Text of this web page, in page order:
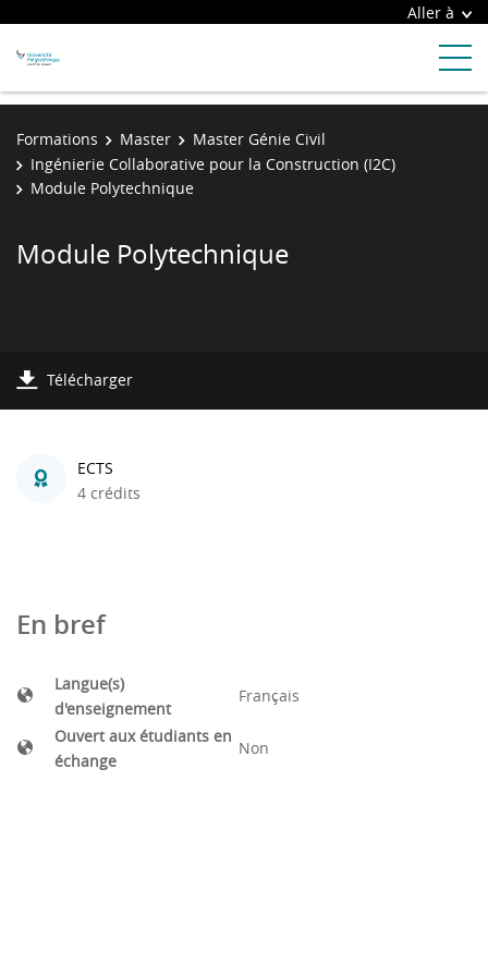
Aller à
Formations Master
Master Génie Civil
Ingénierie Collaborative pour la Construction (I2C)
Module Polytechnique
Module Polytechnique
Télécharger
ECTS
4 crédits
En bref
Langue(s)
d'enseignement
Français
Ouvert aux étudiants en
échange
Non